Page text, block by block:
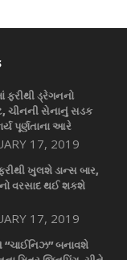
ફરીથી ડ્રેગનનો
ચીનની સેનાનું સડક
પૂર્ણતાના આરે
17, 2019
ખુલશે ડાન્સ બાર,
વરસાદ થઈ શકશે
17, 2019
બનાવશે